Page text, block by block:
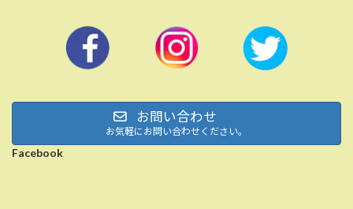
お問い合わせ
お気軽にお問い合わせください。
Facebook